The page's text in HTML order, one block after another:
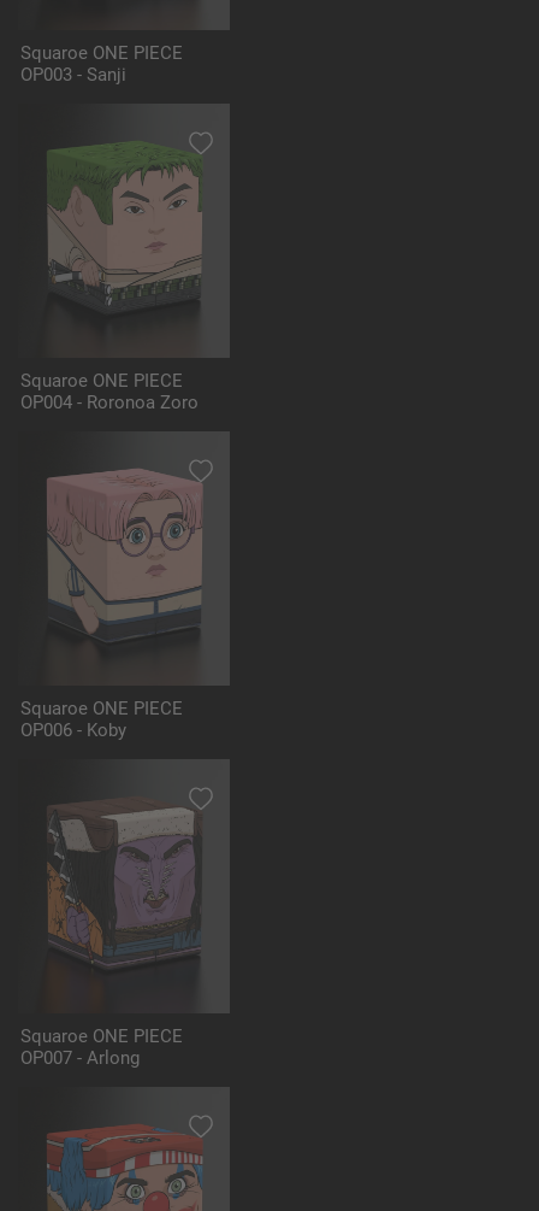
Squaroe ONE PIECE
OP003 - Sanji
Squaroe ONE PIECE
OP004 - Roronoa Zoro
Squaroe ONE PIECE
OP006 - Koby
Squaroe ONE PIECE
OP007 - Arlong